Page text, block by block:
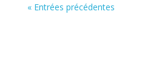
« Entrées précédentes